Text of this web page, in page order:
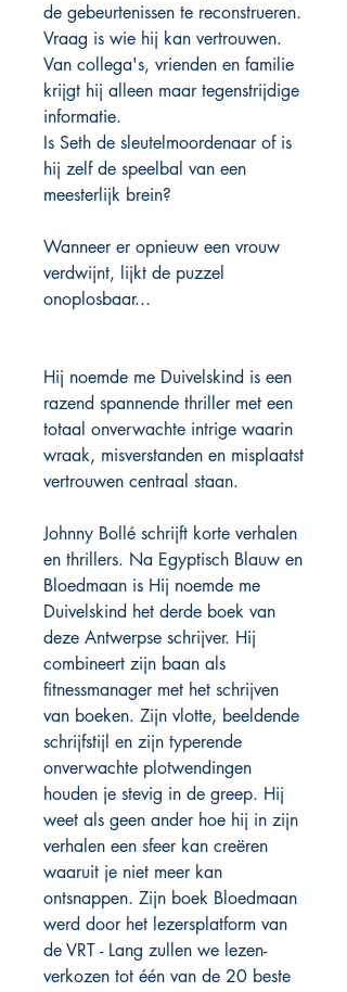
de gebeurtenissen te reconstrueren.
Vraag is wie hij kan vertrouwen.
Van collega's, vrienden en familie
krijgt hij alleen maar tegenstrijdige
informatie.
Is Seth de sleutelmoordenaar of is
hij zelf de speelbal van een
meesterlijk brein?
Wanneer er opnieuw een vrouw
verdwijnt, lijkt de puzzel
onoplosbaar...
Hij noemde me Duivelskind is een
razend spannende thriller met een
totaal onverwachte intrige waarin
wraak, misverstanden en misplaatst
vertrouwen centraal staan.
Johnny Bollé schrijft korte verhalen
en thrillers. Na Egyptisch Blauw en
Bloedmaan is Hij noemde me
Duivelskind het derde boek van
deze Antwerpse schrijver. Hij
combineert zijn baan als
fitnessmanager met het schrijven
van boeken. Zijn vlotte, beeldende
schrijfstijl en zijn typerende
onverwachte plotwendingen
houden je stevig in de greep. Hij
weet als geen ander hoe hij in zijn
verhalen een sfeer kan creëren
waaruit je niet meer kan
ontsnappen. Zijn boek Bloedmaan
werd door het lezersplatform van
de VRT - Lang zullen we lezen-
verkozen tot één van de 20 beste